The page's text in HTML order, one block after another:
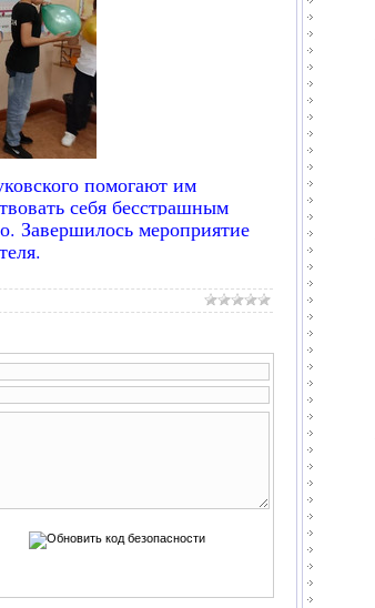
помогают им
себя бесстрашным
Завершилось мероприятие